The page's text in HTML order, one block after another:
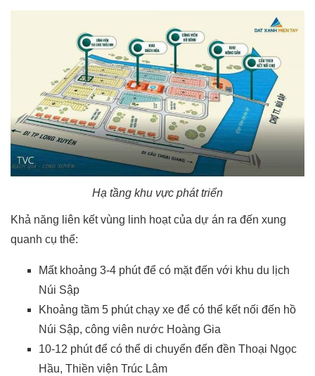
Hạ tầng khu vực phát triển
Khả năng liên kết vùng linh hoạt của dự án ra đến xung
quanh cụ thể:
Mất khoảng 3-4 phút để có mặt đến với khu du lịch
Núi Sập
Khoảng tầm 5 phút chạy xe để có thể kết nối đến hồ
Núi Sập, công viên nước Hoàng Gia
10-12 phút để có thể di chuyển đến đền Thoại Ngọc
Hầu, Thiền viện Trúc Lâm